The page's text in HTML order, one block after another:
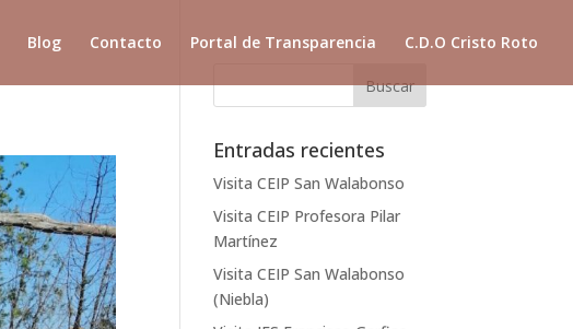
Blog Contacto Portal de Transparencia C.D.O Cristo Roto
Entradas recientes
Visita CEIP San Walabonso
Visita CEIP Profesora Pilar
Martínez
Visita CEIP San Walabonso
(Niebla)